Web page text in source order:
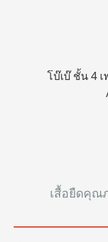
โบ๊เบ๊ ชั้น 4
เสื้อยืดคุณ